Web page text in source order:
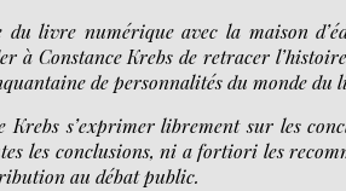
livre numérique avec la maison
à Constance Krebs de retracer
de personnalités du monde du
Krebs s’exprimer librement sur les
les conclusions, ni a fortiori les
au débat public.